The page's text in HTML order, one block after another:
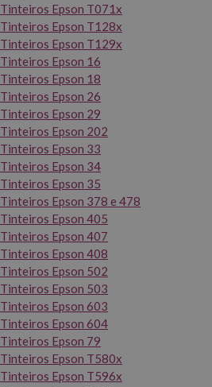
Tinteiros Epson T071x
Tinteiros Epson T128x
Tinteiros Epson T129x
Tinteiros Epson 16
Tinteiros Epson 18
Tinteiros Epson 26
Tinteiros Epson 29
Tinteiros Epson 202
Tinteiros Epson 33
Tinteiros Epson 34
Tinteiros Epson 35
Tinteiros Epson 378 e 478
Tinteiros Epson 405
Tinteiros Epson 407
Tinteiros Epson 408
Tinteiros Epson 502
Tinteiros Epson 503
Tinteiros Epson 603
Tinteiros Epson 604
Tinteiros Epson 79
Tinteiros Epson T580x
Tinteiros Epson T596x